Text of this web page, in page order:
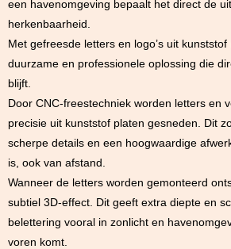
een havenomgeving bepaalt het direct de
herkenbaarheid.
Met gefreesde letters en logo’s uit
duurzame en professionele oplossing die
blijft.
Door CNC-freestechniek worden letters en
precisie uit kunststof platen gesneden. Dit
scherpe details en een hoogwaardige
is, ook van afstand.
Wanneer de letters worden gemonteerd
subtiel 3D-effect. Dit geeft extra diepte en
belettering vooral in zonlicht en
voren komt.